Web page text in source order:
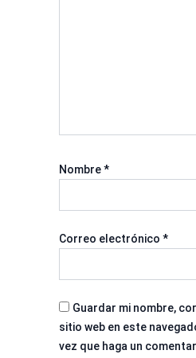
Nombre*
Correo electrónico*
Guardar mi nombre,
sitio web en este
vez que haga un